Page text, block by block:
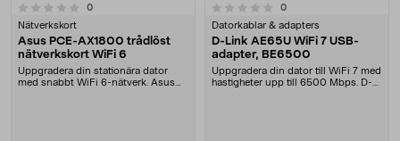
0recensioner
Nätverkskort
Asus PCE-AX1800 trådlöst
nätverkskort WiFi 6
Uppgradera din stationära dator
med snabbt WiFi 6-nätverk. Asus
0.0 av 5 stjärnor 0recensioner
Datorkablar & adapters
D-Link AE65U WiFi 7 USB-
adapter, BE6500
Uppgradera din dator till WiFi 7 med
hastigheter upp till 6500 Mbps. D-